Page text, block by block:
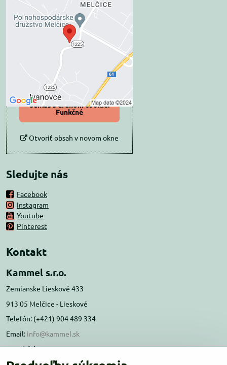
Externý obsah je
blokovaný Voľbami
súkromia
Prajete si načítať externý obsah?
Povoliť tentokrát
Povoliť a zapamätať -
súhlas s druhom cookie:
Funkčné
Otvoriť obsah v novom okne
Sledujte nás
Facebook
Instagram
Youtube
Pinterest
Kontakt
Kammel s.r.o.
Zemianske Lieskové 433
913 05 Melčice - Lieskové
Telefón: (+421) 904 489 334
Email: info@kammel.sk
Prevádzka: